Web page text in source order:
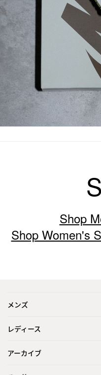
Shop
Shop Women's
メンズ
レディース
アーカイブ